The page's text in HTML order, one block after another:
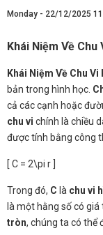
Monday - 22/12/2025
Khái Niệm Về Chu
Khái Niệm Về Chu
bản trong hình học.
cả các cạnh hoặc
chu vi chính là chiều
được tính bằng công
[ C = 2\pi r ]
Trong đó, C là chu vi
là một hằng số có
tròn, chúng ta có thể